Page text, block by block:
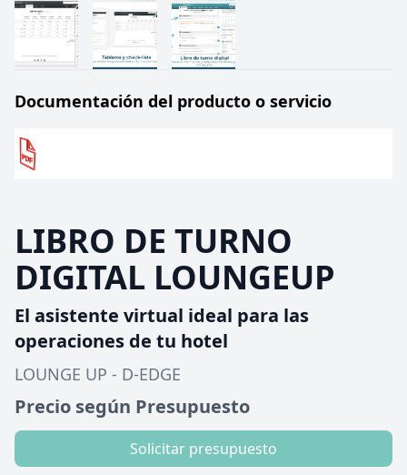
Documentación del producto o servicio
LIBRO DE TURNO
DIGITAL LOUNGEUP
El asistente virtual ideal para las
operaciones de tu hotel
LOUNGE UP - D-EDGE
Precio según Presupuesto
Solicitar presupuesto